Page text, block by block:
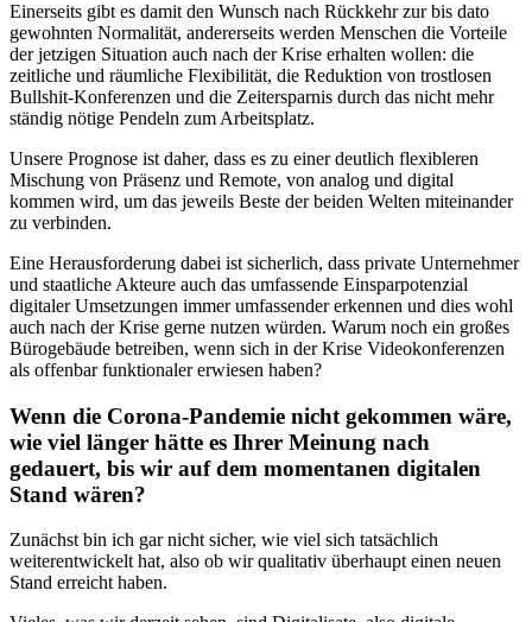
Einerseits gibt es damit den Wunsch nach Rückkehr zur bis dato
gewohnten Normalität, andererseits werden Menschen die Vorteile
der jetzigen Situation auch nach der Krise erhalten wollen: die
zeitliche und räumliche Flexibilität, die Reduktion von trostlosen
Bullshit-Konferenzen und die Zeitersparnis durch das nicht mehr
ständig nötige Pendeln zum Arbeitsplatz.
Unsere Prognose ist daher, dass es zu einer deutlich flexibleren
Mischung von Präsenz und Remote, von analog und digital
kommen wird, um das jeweils Beste der beiden Welten miteinander
zu verbinden.
Eine Herausforderung dabei ist sicherlich, dass private Unternehmer
und staatliche Akteure auch das umfassende Einsparpotenzial
digitaler Umsetzungen immer umfassender erkennen und dies wohl
auch nach der Krise gerne nutzen würden. Warum noch ein großes
Bürogebäude betreiben, wenn sich in der Krise Videokonferenzen
als offenbar funktionaler erwiesen haben?
Wenn die Corona-Pandemie nicht gekommen wäre,
wie viel länger hätte es Ihrer Meinung nach
gedauert, bis wir auf dem momentanen digitalen
Stand wären?
Zunächst bin ich gar nicht sicher, wie viel sich tatsächlich
weiterentwickelt hat, also ob wir qualitativ überhaupt einen neuen
Stand erreicht haben.